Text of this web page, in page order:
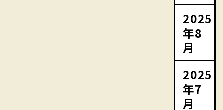
2025
年8
月
2025
年7
月